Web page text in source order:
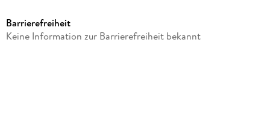
Laufzeit
Barrierefreiheit
Keine Information zur Barrierefreiheit bekannt